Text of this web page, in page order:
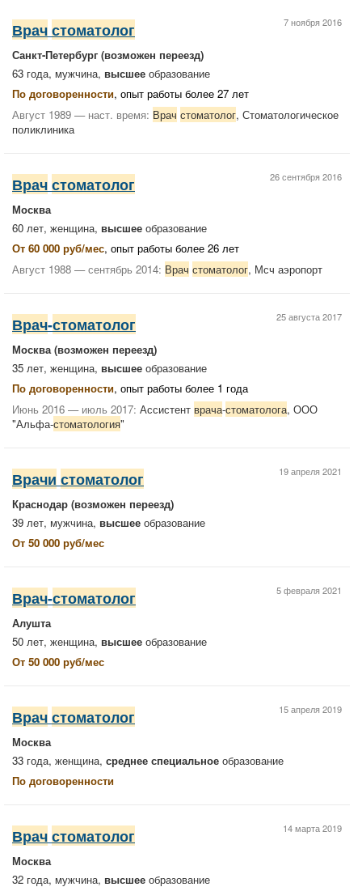
7 ноября 2016
Врач стоматолог
Санкт-Петербург (возможен переезд)
63 года, мужчина, высшее образование
По договоренности, опыт работы более 27 лет
Август 1989 — наст. время: Врач стоматолог, Стоматологическое
поликлиника
26 сентября 2016
Врач стоматолог
Москва
60 лет, женщина, высшее образование
От 60 000 руб/мес, опыт работы более 26 лет
Август 1988 — сентябрь 2014: Врач стоматолог, Мсч аэропорт
25 августа 2017
Врач-стоматолог
Москва(возможен переезд)
35 лет, женщина, высшее образование
По договоренности, опыт работы более 1 года
Июнь 2016 — июль 2017: Ассистент врача-стоматолога, ООО
"Альфа-стоматология"
19 апреля 2021
Врачи стоматолог
Краснодар (возможен переезд)
39 лет, мужчина, высшее образование
От 50 000 руб/мес
5 февраля 2021
Врач-стоматолог
Алушта
50 лет, женщина, высшее образование
От 50 000 руб/мес
15 апреля 2019
Врач стоматолог
Москва
33 года, женщина, среднее специальное образование
По договоренности
14 марта 2019
Врач стоматолог
Москва
32 года, мужчина, высшее образование